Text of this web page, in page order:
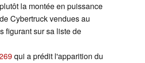
la montée en puissance
Cybertruck vendues au
figurant sur sa liste de
qui a prédit l'apparition du